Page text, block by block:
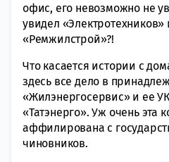
офис, его невозможно не
увидел
«Ремжилстрой»?!
Что касается истории с
здесь все дело в
«Жилэнергосервис» и ее
«Татэнерго». Уж очень эта
аффилирована с
чиновников.